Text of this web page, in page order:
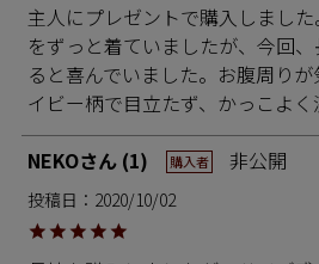
主人にプレゼントで購入しまし
をずっと着ていましたが、今回
ると喜んでいました。お腹周り
イビー柄で目立たず、かっこよく
NEKO 1 購入者 非公開
投稿日 2020/10/02